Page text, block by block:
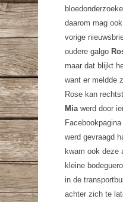
daarom mag
vorige
oudere galgo
maar dat blijkt
want er meldde
Rose kan
Miawerd door
werd gevraagd
kwam ook deze
kleine bodeguero
in de
achter zich te